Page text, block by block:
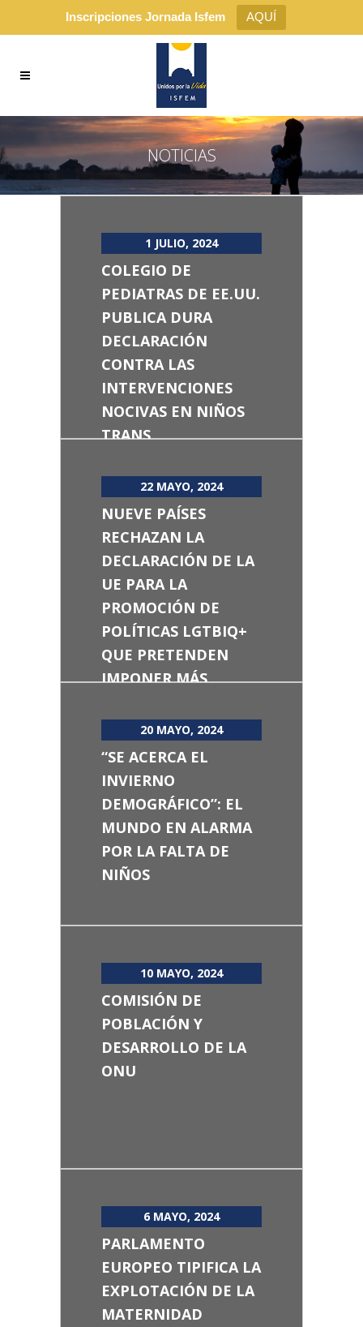
Inscripciones Jornada Isfem AQUÍ
NOTICIAS
1 JULIO, 2024
COLEGIO DE
PEDIATRAS DE EE.UU.
PUBLICA DURA
DECLARACIÓN
CONTRA LAS
INTERVENCIONES
NOCIVAS EN NIÑOS
TRANS
22 MAYO, 2024
NUEVE PAÍSES
RECHAZAN LA
DECLARACIÓN DE LA
UE PARA LA
PROMOCIÓN DE
POLÍTICAS LGTBIQ+
QUE PRETENDEN
IMPONER MÁS
GÉNERO20 MAYO, 2024
“SE ACERCA EL
INVIERNO
DEMOGRÁFICO”: EL
MUNDO EN ALARMA
POR LA FALTA DE
NIÑOS
10 MAYO, 2024
COMISIÓN DE
POBLACIÓN Y
DESARROLLO DE LA
ONU
6 MAYO, 2024
PARLAMENTO
EUROPEO TIPIFICA LA
EXPLOTACIÓN DE LA
MATERNIDAD